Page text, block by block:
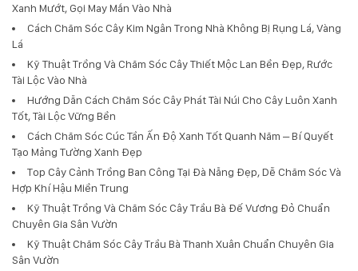
Xanh Mướt, Gọi May Mắn Vào Nhà
Cách Chăm Sóc Cây Kim Ngân Trong Nhà Không Bị Rụng Lá, Vàng
Lá
Kỹ Thuật Trồng Và Chăm Sóc Cây Thiết Mộc Lan Bền Đẹp, Rước
Tài Lộc Vào Nhà
Hướng Dẫn Cách Chăm Sóc Cây Phát Tài Núi Cho Cây Luôn Xanh
Tốt, Tài Lộc Vững Bền
Cách Chăm Sóc Cúc Tần Ấn Độ Xanh Tốt Quanh Năm – Bí Quyết
Tạo Mảng Tường Xanh Đẹp
Top Cây Cảnh Trồng Ban Công Tại Đà Nẵng Đẹp, Dễ Chăm Sóc Và
Hợp Khí Hậu Miền Trung
Kỹ Thuật Trồng Và Chăm Sóc Cây Trầu Bà Đế Vương Đỏ Chuẩn
Chuyên Gia Sân Vườn
Kỹ Thuật Chăm Sóc Cây Trầu Bà Thanh Xuân Chuẩn Chuyên Gia
Sân Vườn